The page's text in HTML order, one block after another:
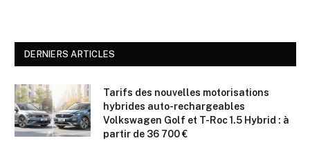
DERNIERS ARTICLES
Tarifs des nouvelles motorisations
hybrides auto-rechargeables
Volkswagen Golf et T-Roc 1.5 Hybrid : à
partir de 36 700 €